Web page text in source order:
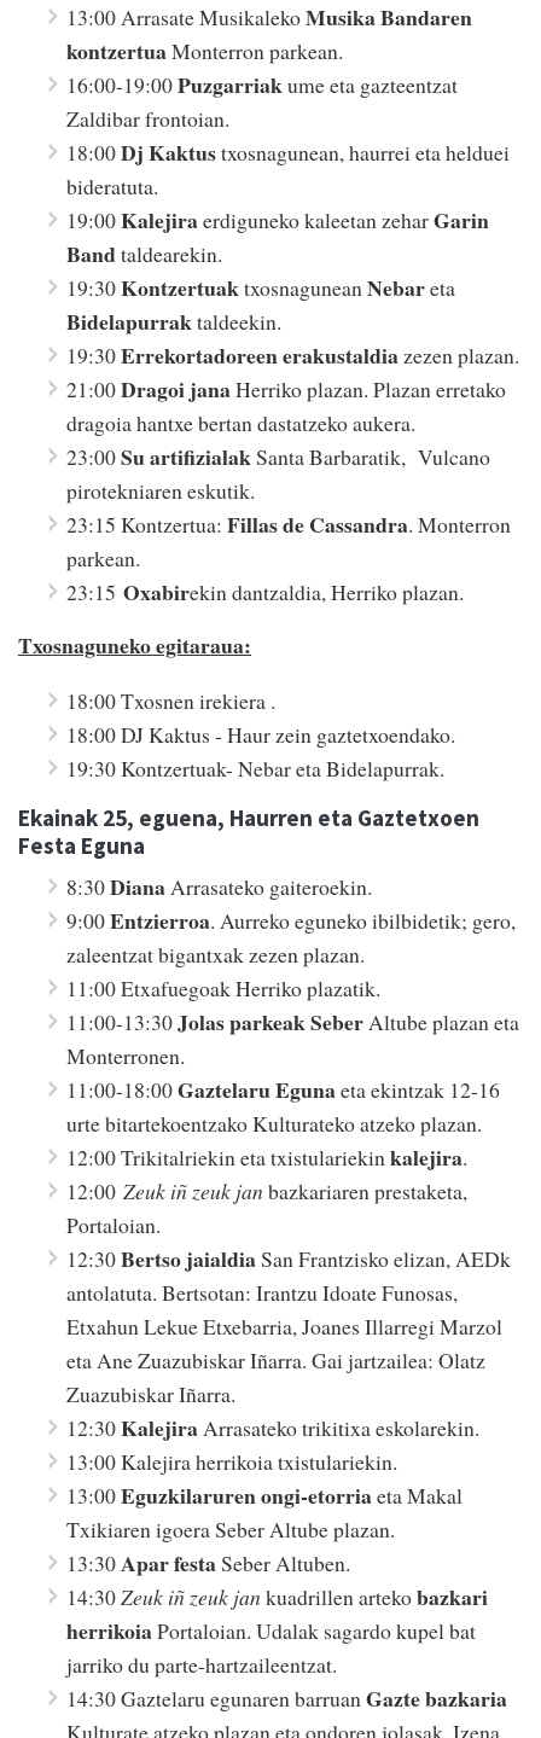
13:00 Arrasate MusikalekoMusika Bandaren
kontzertuaMonterron parkean.
16:00-19:00Puzgarriakume eta gazteentzat
Zaldibar frontoian.
18:00Dj Kaktustxosnagunean, haurrei eta helduei
bideratuta.
19:00Kalejiraerdiguneko kaleetan zeharGarin
Bandtaldearekin.
19:30KontzertuaktxosnaguneanNebareta
Bidelapurraktaldeekin.
19:30Errekortadoreen erakustaldiazezen plazan.
21:00Dragoi janaHerriko plazan. Plazan erretako
dragoia hantxe bertan dastatzeko aukera.
23:00Su artifizialakSanta Barbaratik, Vulcano
pirotekniaren eskutik.
23:15 Kontzertua: Fillas de Cassandra. Monterron
parkean.
23:15 Oxabirekin dantzaldia, Herriko plazan.
Txosnaguneko egitaraua:
18:00 Txosnen irekiera .
18:00 DJ Kaktus - Haur zein gaztetxoendako.
19:30 Kontzertuak- Nebar eta Bidelapurrak.
Ekainak 25, eguena, Haurren eta Gaztetxoen
Festa Eguna
8:30Diana Arrasateko gaiteroekin.
9:00Entzierroa. Aurreko eguneko ibilbidetik; gero,
zaleentzat bigantxak zezen plazan.
11:00 Etxafuegoak Herriko plazatik.
11:00-13:30Jolas parkeak Seber Altube plazan eta
Monterronen.
11:00-18:00Gaztelaru Egunaeta ekintzak 12-16
urte bitartekoentzako Kulturateko atzeko plazan.
12:00 Trikitalriekin eta txistulariekin kalejira.
12:00 Zeuk iñ zeuk jan bazkariaren prestaketa,
Portaloian.
12:30Bertso jaialdiaSan Frantzisko elizan, AEDk
antolatuta. Bertsotan: Irantzu Idoate Funosas,
Etxahun Lekue Etxebarria, Joanes Illarregi Marzol
eta Ane Zuazubiskar Iñarra. Gai jartzailea: Olatz
Zuazubiskar Iñarra.
12:30Kalejira Arrasateko trikitixa eskolarekin.
13:00 Kalejira herrikoia txistulariekin.
13:00Eguzkilaruren ongi-etorriaeta Makal
Txikiaren igoera Seber Altube plazan.
13:30Apar festaSeber Altuben.
14:30Zeuk iñ zeuk jan kuadrillen artekobazkari
herrikoiaPortaloian. Udalak sagardo kupel bat
jarriko du parte-hartzaileentzat.
14:30 Gaztelaru egunaren barruan Gazte bazkaria
Kulturate atzeko plazan eta ondoren jolasak. Izena